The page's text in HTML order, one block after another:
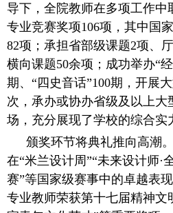
导下，全院教师在多项工作中
专业竞赛奖项106项，其中国
82项；承担省部级课题2项、
横向课题50余项；成功举办“
期、“四史音话”100期，开展
次，承办或协办省级及以上大
场，充分展现了学校的综合实
颁奖环节将典礼推向高潮
在“米兰设计周”“未来设计师·
赛”等国家级赛事中的卓越表
专业教师荣获第十七届精神文